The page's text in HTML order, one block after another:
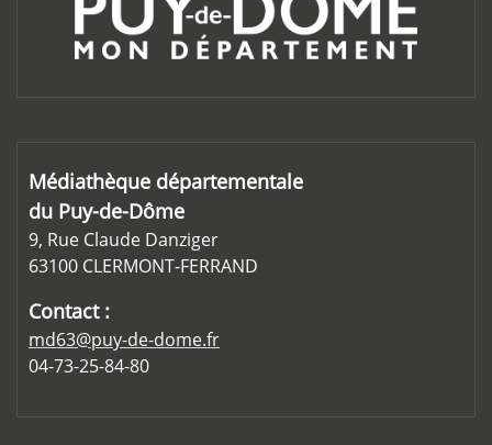
Médiathèque départementale
du Puy-de-Dôme
9, Rue Claude Danziger
63100 CLERMONT-FERRAND
Contact :
md63@puy-de-dome.fr
04-73-25-84-80